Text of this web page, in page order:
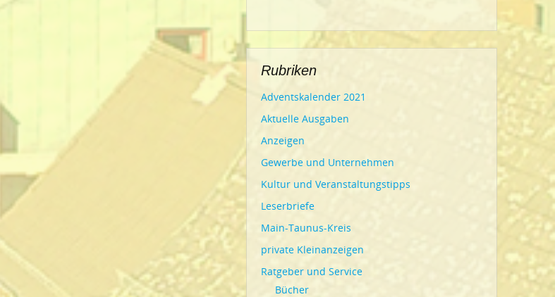
Rubriken
Adventskalender 2021
Aktuelle Ausgaben
Anzeigen
Gewerbe und Unternehmen
Kultur und Veranstaltungstipps
Leserbriefe
Main-Taunus-Kreis
private Kleinanzeigen
Ratgeber und Service
Bücher